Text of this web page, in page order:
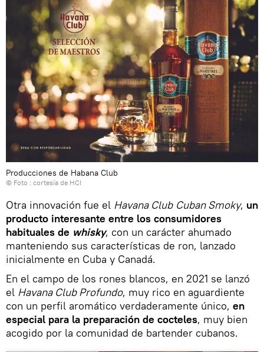
Producciones de Habana Club
© Foto : cortesía de HCI
Otra innovación fue el Havana Club Cuban Smoky, un
producto interesante entre los consumidores
habituales de whisky, con un carácter ahumado
manteniendo sus características de ron, lanzado
inicialmente en Cuba y Canadá.
En el campo de los rones blancos, en 2021 se lanzó
el Havana Club Profundo, muy rico en aguardiente
con un perfil aromático verdaderamente único, en
especial para la preparación de cocteles, muy bien
acogido por la comunidad de bartender cubanos.